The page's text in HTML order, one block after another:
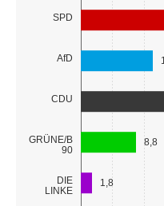
SPD
AfD
CDU
GRÜNE/B
90
DIE
LINKE
8,8
1,8